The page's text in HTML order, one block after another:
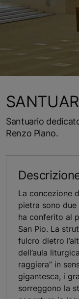
Santuario
Renzo Piano.
La concezione
pietra sono due
ha conferito al
San Pio. La
fulcro dietro
dell’aula
raggiera” in
gigantesca, i
sorreggono la